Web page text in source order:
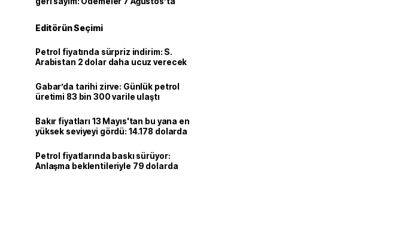
Editörün Seçimi
Petrol fiyatında sürpriz indirim: S.
Arabistan 2 dolar daha ucuz verecek
Gabar’da tarihi zirve: Günlük petrol
üretimi 83 bin 300 varile ulaştı
Bakır fiyatları 13 Mayıs'tan bu yana en
yüksek seviyeyi gördü: 14.178 dolarda
Petrol fiyatlarında baskı sürüyor:
Anlaşma beklentileriyle 79 dolarda